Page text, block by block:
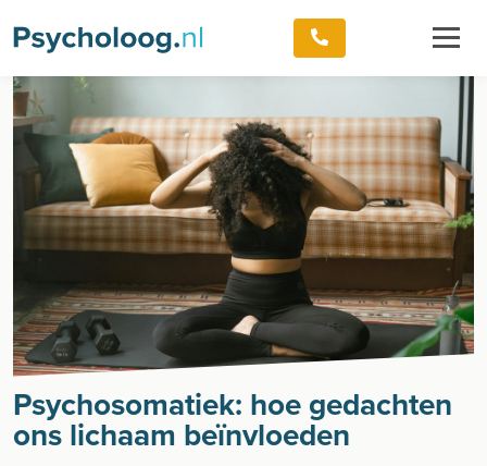
Psychosomatiek: hoe gedachten
ons lichaam beïnvloeden